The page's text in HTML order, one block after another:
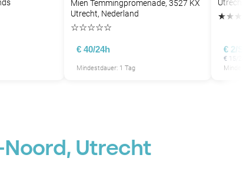
Mien Temmingpromenade, 3527 KX
Utrecht, Nederland
☆☆☆☆☆
€ 40/24h
Mindestdauer: 1 Tag
★★ ★
€ 2/
€ 15/
Noord, Utrecht